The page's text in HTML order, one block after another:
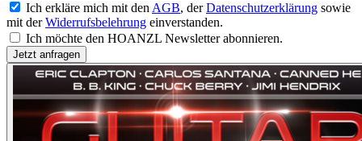
Ich erkläre mich mit den AGB, derDatenschutzerklärung sowie
mit derWiderrufsbelehrung einverstanden.
Ich möchte den HOANZL Newsletter abonnieren.